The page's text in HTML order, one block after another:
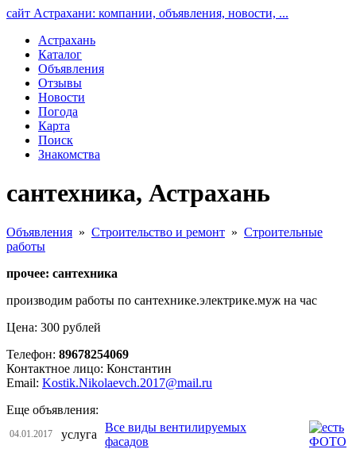
сайт Астрахани: компании, объявления, новости, ...
Астрахань
Каталог
Объявления
Отзывы
Новости
Погода
Карта
Поиск
Знакомства
сантехника, Астрахань
Объявления » Строительство и ремонт » Строительные
работы
прочее: сантехника
производим работы по сантехнике.электрике.муж на час
Цена: 300 рублей
Телефон: 89678254069
Контактное лицо: Константин
Email: Kostik.Nikolaevch.2017@mail.ru
Еще объявления:
04.01.2017 услуга
Все виды вентилируемых
фасадов